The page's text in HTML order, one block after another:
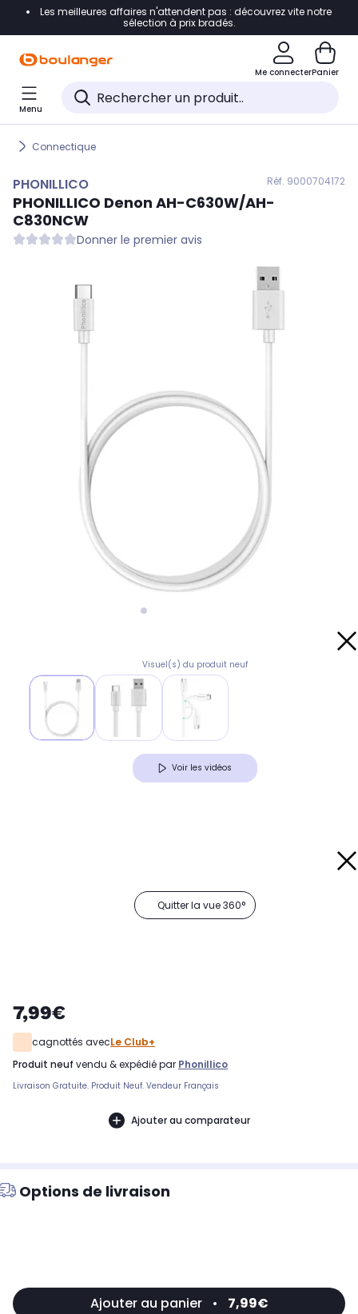
Accéder directement à la navigation
Accéder directement au pied de page
Accéder directement au chatbot
Les meilleures affaires n'attendent pas : découvrez vite notre
sélection à prix bradés.
Me connecterPanier
Menu
Connectique
PHONILLICO Réf. 9000704172
PHONILLICO Denon AH-C630W/AH-
C830NCW
Donner le premier avis
Visuel(s) du produit neuf
Voir les vidéos
Quitter la vue 360°
7,99€
cagnottés avecLe Club+
produit neuf vendu & expédié par Phonillico
Livraison Gratuite. Produit Neuf. Vendeur Français
Ajouter au comparateur
Options de livraison
Ajouter au panier • 7,99€